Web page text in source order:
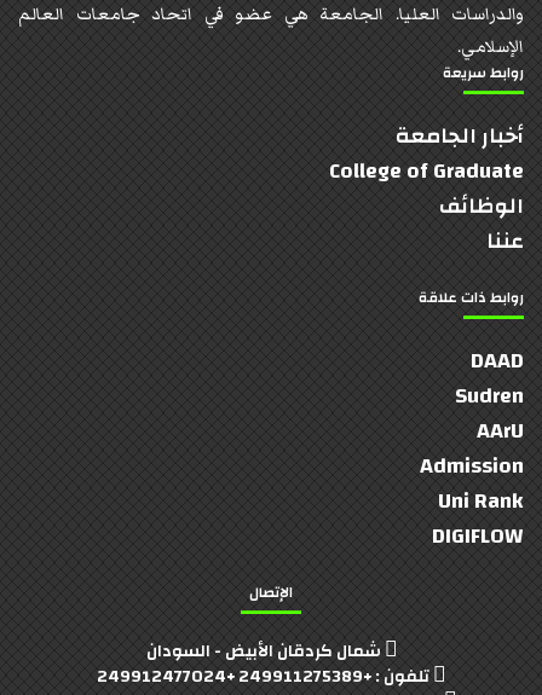
والدراسات العليا. الجامعة هي عضو في اتحاد جامعات العالم
الإسلامي.
روابط سريعة
أخبار الجامعة
College of Graduate
الوظائف
عننا
روابط ذات علاقة
DAAD
Sudren
AArU
Admission
Uni Rank
DIGIFLOW
الإتصال
شمال كردقان الأبيض - السودان
تلفون : +249911275389 +249912477024